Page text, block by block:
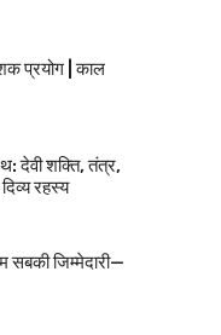
प्रयोग | काल
देवी शक्ति, तंत्र,
रहस्य
सबकी जिम्मेदारी—